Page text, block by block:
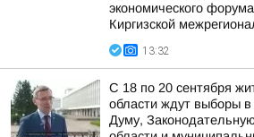
экономического
Киргизской
13:32
С 18 по 20 сентября
области ждут выборы в
Думу,